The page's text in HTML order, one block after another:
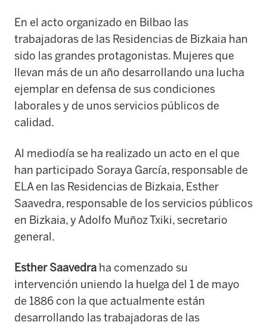
En el acto organizado en Bilbao las
trabajadoras de las Residencias de Bizkaia han
sido las grandes protagonistas. Mujeres que
llevan más de un año desarrollando una lucha
ejemplar en defensa de sus condiciones
laborales y de unos servicios públicos de
calidad.
Al mediodía se ha realizado un acto en el que
han participado Soraya García, responsable de
ELA en las Residencias de Bizkaia, Esther
Saavedra, responsable de los servicios públicos
en Bizkaia, y Adolfo Muñoz Txiki, secretario
general.
Esther Saavedra ha comenzado su
intervención uniendo la huelga del 1 de mayo
de 1886 con la que actualmente están
desarrollando las trabajadoras de las